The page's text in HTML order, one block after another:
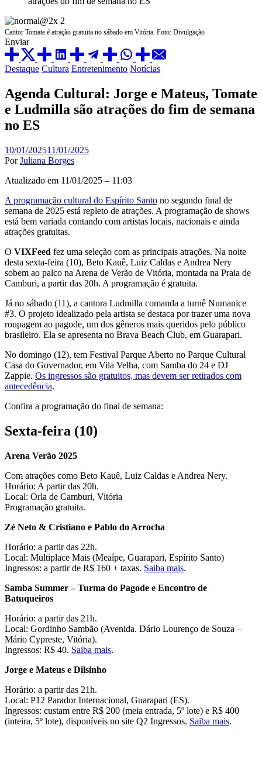
Cantor Tomate é atração gratuita no sábado em Vitória. Foto: Divulgação
Enviar
Destaque Cultura Entretenimento Notícias
Agenda Cultural: Jorge e Mateus, Tomate
e Ludmilla são atrações do fim de semana
no ES
10/01/202511/01/2025
Por Juliana Borges
Atualizado em 11/01/2025 – 11:03
A programação cultural do Espírito Santo no segundo final de
semana de 2025 está repleto de atrações. A programação de shows
está bem variada contando com artistas locais, nacionais e ainda
atrações gratuitas.
O VIXFeed fez uma seleção com as principais atrações. Na noite
desta sexta-feira (10), Beto Kauê, Luiz Caldas e Andrea Nery
sobem ao palco na Arena de Verão de Vitória, montada na Praia de
Camburi, a partir das 20h. A programação é gratuita.
Já no sábado (11), a cantora Ludmilla comanda a turnê Numanice
#3. O projeto idealizado pela artista se destaca por trazer uma nova
roupagem ao pagode, um dos gêneros mais queridos pelo público
brasileiro. Ela se apresenta no Brava Beach Club, em Guarapari.
No domingo (12), tem Festival Parque Aberto no Parque Cultural
Casa do Governador, em Vila Velha, com Samba do 24 e DJ
Zappie. Os ingressos são gratuitos, mas devem ser retirados com
antecedência.
Confira a programação do final de semana:
Sexta-feira (10)
Arena Verão 2025
Com atrações como Beto Kauê, Luiz Caldas e Andrea Nery.
Horário: A partir das 20h.
Local: Orla de Camburi, Vitória
Programação gratuita.
Zé Neto & Cristiano e Pablo do Arrocha
Horário: a partir das 22h.
Local: Multiplace Mais (Meaípe, Guarapari, Espírito Santo)
Ingressos: a partir de R$ 160 + taxas. Saiba mais.
Samba Summer – Turma do Pagode e Encontro de
Batuqueiros
Horário: a partir das 21h.
Local: Gordinho Sambão (Avenida. Dário Lourenço de Souza –
Mário Cypreste, Vitória).
Ingressos: R$ 40. Saiba mais.
Jorge e Mateus e Dilsinho
Horário: a partir das 21h.
Local: P12 Parador Internacional, Guarapari (ES).
Ingressos: custam entre R$ 200 (meia entrada, 5º lote) e R$ 400
(inteira, 5º lote), disponíveis no site Q2 Ingressos. Saiba mais.